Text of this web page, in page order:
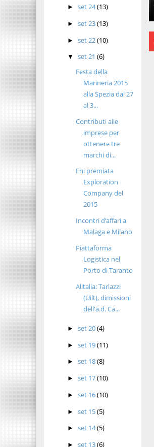
►set 24(13)
►set 23(13)
►set 22(10)
▼set 21(6)
Festa della
Marineria 2015
alla Spezia dal 27
al 3...
Contributi alle
imprese per
ottenere tre
marchi di...
Eni premiata
Exploration
Company del
2015
Incontri d’affari a
Malaga e Milano
Piattaforma
Logistica nel
Porto di Taranto
Alitalia: Tarlazzi
(Uilt), dimissioni
dell'a.d. Ca...
►set 20(4)
►set 19(11)
►set 18(8)
►set 17(10)
►set 16(10)
►set 15(5)
►set 14(5)
►set 13(6)